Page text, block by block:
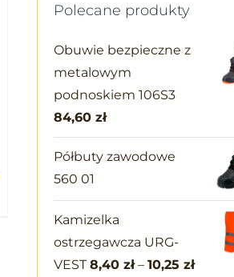
Polecane produkty
Obuwie bezpieczne z
metalowym
podnoskiem 106S3
84,60 zł
Półbuty zawodowe
560 01
Kamizelka
ostrzegawcza URG-
VEST 8,40 zł– 10,25 zł